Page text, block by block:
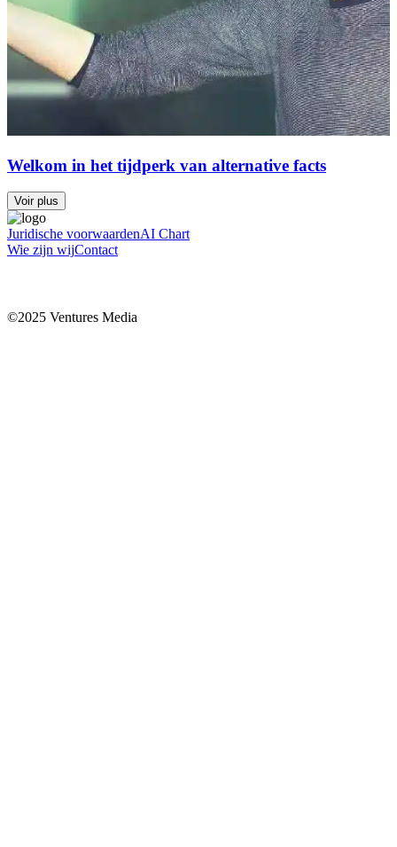
Welkom in het tijdperk van alternative facts
Voir plus
Juridische voorwaardenAI Chart
Wie zijn wijContact
©2025 Ventures Media